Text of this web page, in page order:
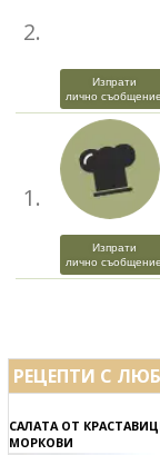
2.
Изпрати
лично съобщение
1.
Изпрати
лично съобщение
РЕЦЕПТИ С
САЛАТА ОТ
МОРКОВИ